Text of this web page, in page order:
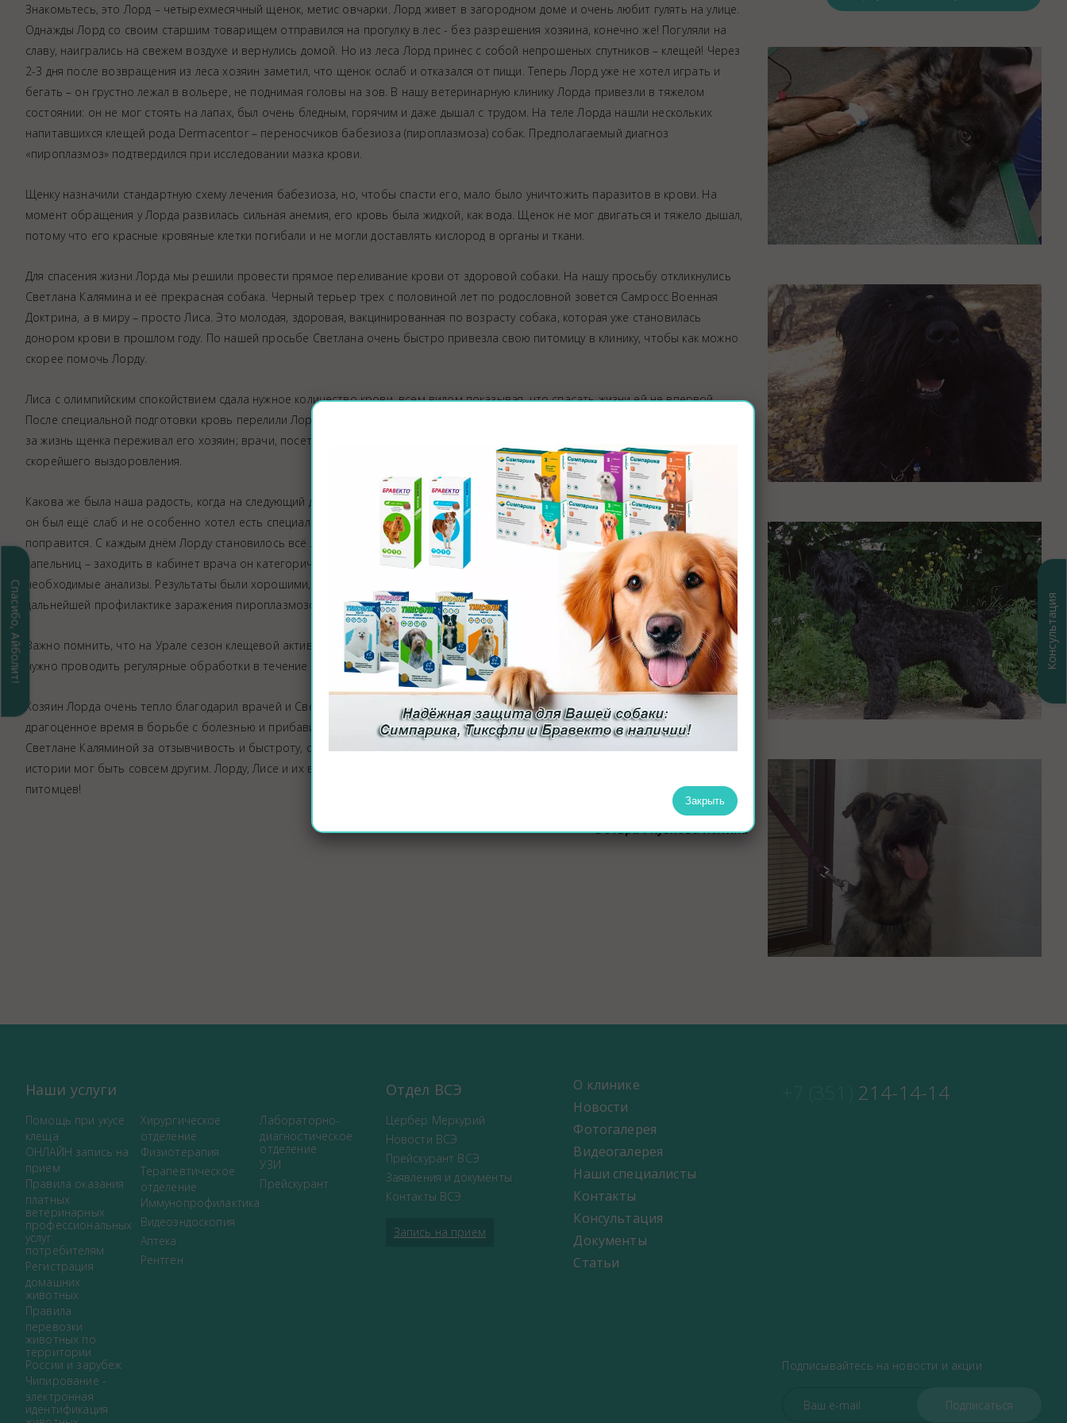
Спасибо, Айболит! Консультация
Аптека
Видеоэндоскопия
Иммунопрофилактика
Терапевтическое отделение
Физиотерапия
Хирургическое отделение
ЭКГ
Чипирование - электронная идентификация животных
Помощь при укусе клеща
Закупки
Знакомьтесь, это Лорд – четырехмесячный щенок, метис овчарки. Лорд живет в загородном доме и очень любит гулять на улице.
Однажды Лорд со своим старшим товарищем отправился на прогулку в лес - без разрешения хозяина, конечно же! Погуляли на
славу, наигрались на свежем воздухе и вернулись домой. Но из леса Лорд принес с собой непрошеных спутников – клещей! Через
2-3 дня после возвращения из леса хозяин заметил, что щенок ослаб и отказался от пищи. Теперь Лорд уже не хотел играть и
бегать – он грустно лежал в вольере, не поднимая головы на зов. В нашу ветеринарную клинику Лорда привезли в тяжелом
состоянии: он не мог стоять на лапах, был очень бледным, горячим и даже дышал с трудом. На теле Лорда нашли нескольких
напитавшихся клещей рода Dermacentor – переносчиков бабезиоза (пироплазмоза) собак. Предполагаемый диагноз
«пироплазмоз» подтвердился при исследовании мазка крови.
Щенку назначили стандартную схему лечения бабезиоза, но, чтобы спасти его, мало было уничтожить паразитов в крови. На
момент обращения у Лорда развилась сильная анемия, его кровь была жидкой, как вода. Щенок не мог двигаться и тяжело дышал,
потому что его красные кровяные клетки погибали и не могли доставлять кислород в органы и ткани.
Для спасения жизни Лорда мы решили провести прямое переливание крови от здоровой собаки. На нашу просьбу откликнулись
Светлана Калямина и её прекрасная собака. Черный терьер трех с половиной лет по родословной зовётся Самросс Военная
Доктрина, а в миру – просто Лиса. Это молодая, здоровая, вакцинированная по возрасту собака, которая уже становилась
донором крови в прошлом году. По нашей просьбе Светлана очень быстро привезла свою питомицу в клинику, чтобы как можно
скорее помочь Лорду.
Лиса с олимпийским спокойствием сдала нужное количество крови, всем видом показывая, что спасать жизни ей не впервой.
После специальной подготовки кровь перелили Лорду. Этот день был очень трудным и волнительным для всех нас: больше всего
за жизнь щенка переживал его хозяин; врачи, посетители клиники и хозяйка донора также волновались и желали Лорду
скорейшего выздоровления.
Какова же была наша радость, когда на следующий день Лорд пришел в клинику на своих четырех лапах, повиливая хвостом! Да,
он был ещё слаб и не особенно хотел есть специальный лечебный корм, но зато теперь стало ясно, что щенок выживет и
поправится. С каждым днём Лорду становилось всё лучше, вскоре он стал играть, бегать и настойчиво отказываться от уколов и
капельниц – заходить в кабинет врача он категорически не хотел! Через десять дней от начала лечения у Лорда взяли
необходимые анализы. Результаты были хорошими, поэтому Лорда обработали от клещей и дали его хозяину рекомендации по
дальнейшей профилактике заражения пироплазмозом.
Важно помнить, что на Урале сезон клещевой активности длится с марта по ноябрь. Чтобы защитить собаку от нападения клещей
нужно проводить регулярные обработки в течение всего сезона.
Хозяин Лорда очень тепло благодарил врачей и Светлану за помощь. Но если кто и спас Лорда, так это Лиса! Её кровь дала нам
драгоценное время в борьбе с болезнью и прибавила Лорду сил, чтобы скорее пойти на поправку. Мы очень признательны
Светлане Каляминой за отзывчивость и быстроту, с которой она откликнулась на нашу просьбу – без её участия финал этой
истории мог быть совсем другим. Лорду, Лисе и их владельцам желаем крепкого здоровья и благополучия. Берегите себя и своих
питомцев!
Ветврач Кузяева Полина
Наши услуги
Помощь при укусе
клеща
ОНЛАЙН запись на
прием
Правила оказания
платных
ветеринарных
профессиональных
услуг
потребителям
Регистрация
домашних
животных
Правила
перевозки
животных по
территории
России и зарубеж
Чипирование -
электронная
идентификация
Хирургическое
отделение
Физиотерапия
Терапевтическое
отделение
Иммунопрофилактика
Видеоэндоскопия
Аптека
Рентген
Лабораторно-
диагностическое
отделение
УЗИ
Прейскурант
Отдел ВСЭ
Цербер Меркурий
Новости ВСЭ
Прейскурант ВСЭ
Заявления и документы
Контакты ВСЭ
Запись на прием
О клинике
Новости
Фотогалерея
Видеогалерея
Наши специалисты
Контакты
Консультация
Документы
Статьи
214-14-14
Подписывайтесь на новости и акции
Закрыть